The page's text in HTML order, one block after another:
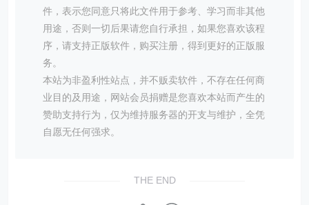
件，表示您同意只将此文件用于参考、学习而非其他
用途，否则一切后果请您自行承担，如果您喜欢该程
序，请支持正版软件，购买注册，得到更好的正版服
务。
本站为非盈利性站点，并不贩卖软件，不存在任何商
业目的及用途，网站会员捐赠是您喜欢本站而产生的
赞助支持行为，仅为维持服务器的开支与维护，全凭
自愿无任何强求。
THE END